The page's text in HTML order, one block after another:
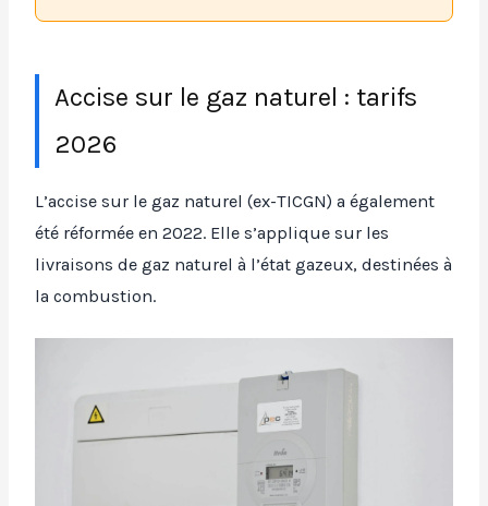
Accise sur le gaz naturel : tarifs
2026
L’accise sur le gaz naturel (ex-TICGN) a également
été réformée en 2022. Elle s’applique sur les
livraisons de gaz naturel à l’état gazeux, destinées à
la combustion.